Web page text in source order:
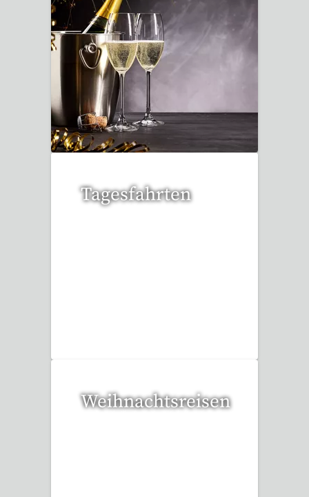
32 Reisen gefunden
Tagesfahrten
Weihnachtsreisen